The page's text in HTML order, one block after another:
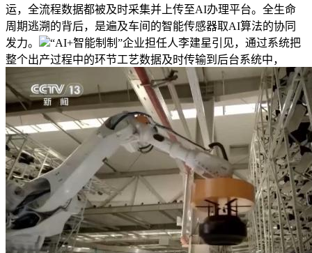
运，全流程数据都被及时采集并上传至AI办理平台。全生命
周期逃溯的背后，是遍及车间的智能传感器取AI算法的协同
发力。
“AI+智能制制”企业担任人李建星引见，通过系统把
整个出产过程中的环节工艺数据及时传输到后台系统中，